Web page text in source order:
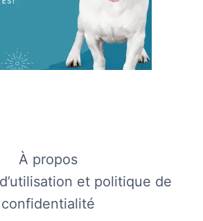
À propos
et politique de
confidentialité